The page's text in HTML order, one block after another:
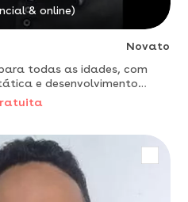
& online)
Novato
todas as idades, com
e desenvolvimento